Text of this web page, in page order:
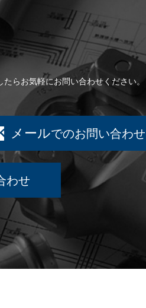
らお気軽にお問い合わせください。
メールでのお問い合わせ
わせ